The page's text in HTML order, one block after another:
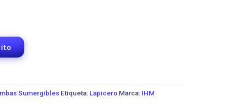
Sumergibles Etiqueta: Lapicero Marca: IHM